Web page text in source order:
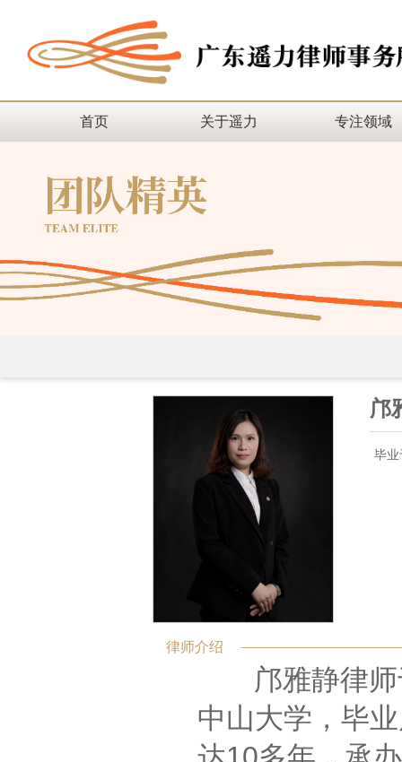
首页 关于遥力 专注领域
邝
毕业
律师介绍
邝雅静律师
中山大学，毕